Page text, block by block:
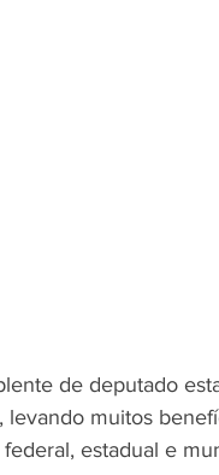
de deputado
levando muitos
estadual e